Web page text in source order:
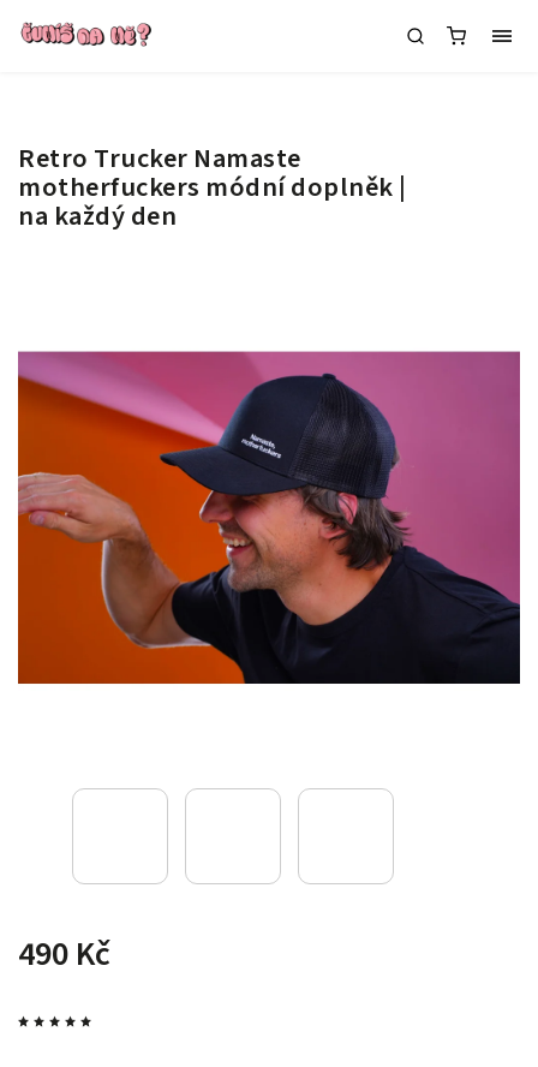
Retro Trucker Namaste
motherfuckers módní doplněk |
na každý den
490 Kč